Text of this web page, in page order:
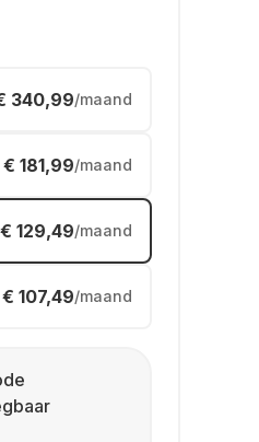
340,99/maand
€ 181,99/maand
€ 129,49/maand
€ 107,49/maand